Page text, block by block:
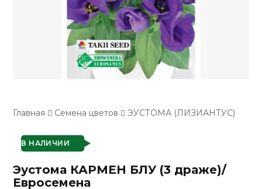
Главная Семена цветов ЭУСТОМА (ЛИЗИАНТУС)
В НАЛИЧИИ
Эустома КАРМЕН БЛУ (3 драже)/
Евросемена